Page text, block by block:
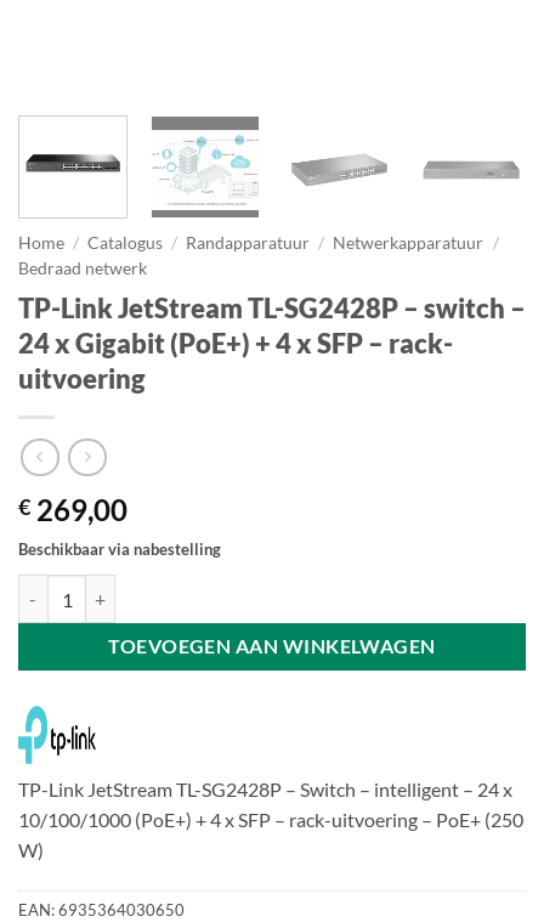
Home / Catalogus / Randapparatuur / Netwerkapparatuur /
Bedraad netwerk
TP-Link JetStream TL-SG2428P – switch –
24 x Gigabit (PoE+) + 4 x SFP – rack-
uitvoering
€ 269,00
Beschikbaar via nabestelling
TOEVOEGEN AAN WINKELWAGEN
TP-Link JetStream TL-SG2428P – Switch – intelligent – 24 x
10/100/1000 (PoE+) + 4 x SFP – rack-uitvoering – PoE+ (250
W)
EAN:6935364030650